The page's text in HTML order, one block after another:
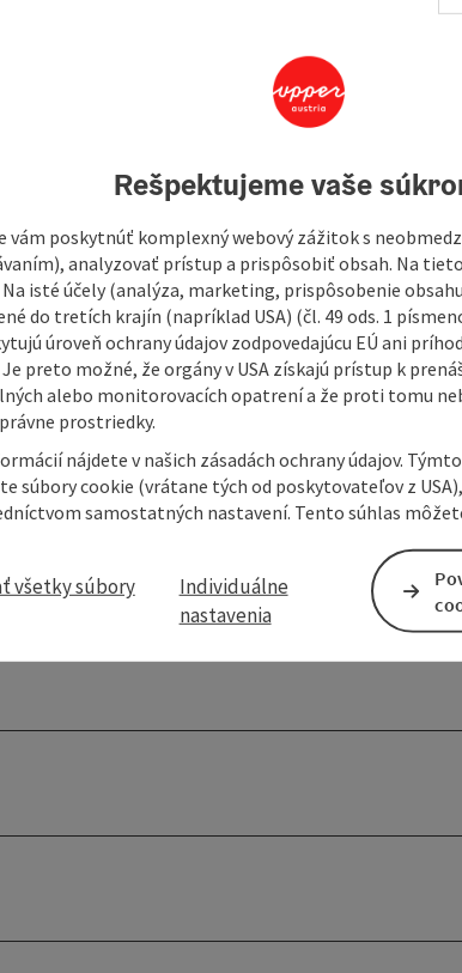
(skis, boots, poles) can be hired at the start/finish
and are available in various lengths and boot sizes.
Rešpektujeme vaše
vám poskytnúť komplexný webový zážitok s
analyzovať prístup a prispôsobiť obsah. Na
isté účely (analýza, marketing, prispôsobenie
do tretích krajín (napríklad USA) (čl. 49 ods. 1
úroveň ochrany údajov zodpovedajúcu EÚ ani
Je preto možné, že orgány v USA získajú prístup k
alebo monitorovacích opatrení a že proti tomu
prostriedky.
nájdete v našich zásadách ochrany údajov.
súbory cookie (vrátane tých od poskytovateľov z
samostatných nastavení. Tento súhlas
všetky súbory
Individuálne
nastavenia